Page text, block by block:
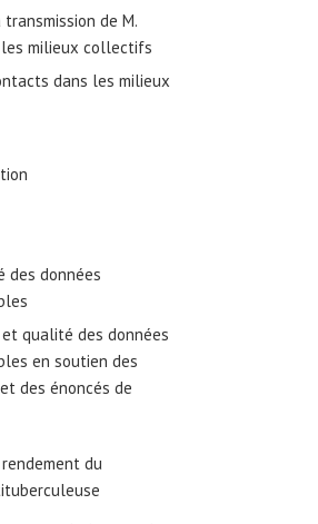
de M.
milieux collectifs
dans les milieux
des données
qualité des données
en soutien des
des énoncés de
du